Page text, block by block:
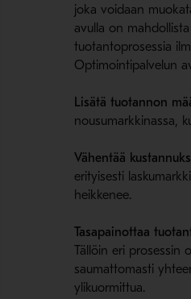
joka voidaan
avulla on
tuotantoprosessia
Optimointipalvelun
Lisätä tuotannon
nousumarkkinassa,
Vähentää
erityisesti
heikkenee.
Tasapainottaa
Tällöin eri
saumattomasti
ylikuormittua.